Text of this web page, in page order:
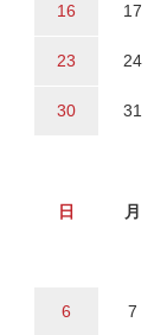
16 17
23 24
30 31
日 月
6 7